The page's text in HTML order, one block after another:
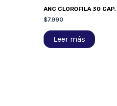
ANC CLOROFILA 30 CAP.
$7.990
Leer más